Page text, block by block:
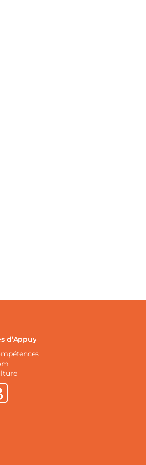
d’Appuy